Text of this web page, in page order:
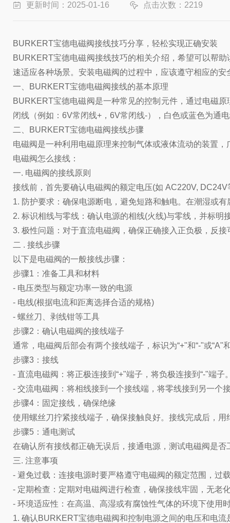
更新时间：2025-01-16 点击次数：2219
BURKERT宝德电磁阀接线技巧分享，轻松实现正确安装
BURKERT宝德电磁阀接线技巧的相关介绍，希望可以帮
速适应各种场景。安装电磁阀的过程中，应该遵守相应的
一、BURKERT宝德电磁阀接线的基本原理
BURKERT宝德电磁阀是一种常见的控制元件，通过电磁
闭线（例如：6V常闭线+，6V常闭线-），白色或蓝色为通
二、BURKERT宝德电磁阀接线步骤
电磁阀是一种利用电磁原理来控制气体或液体流动的装置
电磁阀怎么接线：
一. 电磁阀的接线原则
接线前，首先要确认电磁阀的额定电压(如 AC220V,
1. 防护要求：确保电源断电，避免短路和触电。在潮湿或
2. 标识相线与零线：确认电源的相线(火线)与零线，并标明
3. 极性问题：对于直流电磁阀，确保正确接入正负极，反
二 . 接线步骤
以下是电磁阀的一般接线步骤：
步骤1：准备工具和材料
- 电压类型与额定功率一致的电源
- 电线(根据电流和距离选择合适的规格)
- 螺丝刀、剥线钳等工具
步骤2：确认电磁阀的接线端子
通常，电磁阀后部会有两个接线端子，标识为“+"和“-"或“A"
步骤3：接线
- 直流电磁阀：将正极连接到“+"端子，将负极连接到“-"端子
- 交流电磁阀：将相线接到一个接线端，将零线接到另一个
步骤4：固定接线，确保绝缘
使用螺丝刀拧紧接线端子，确保接触良好。接线完成后，
步骤5：通电测试
在确认所有接线都正确无误后，接通电源，测试电磁阀是
三. 注意事项
- 避免过载：连接电源时要严格遵守电磁阀的额定范围，过
- 定期检查：定期对电磁阀进行检查，确保接线牢固，无老
- 环境适应性：在高温、高湿或有腐蚀性气体的环境下使用
1. 确认BURKERT宝德电磁阀和控制电源之间的电压和电流